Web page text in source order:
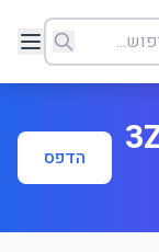
הדפס